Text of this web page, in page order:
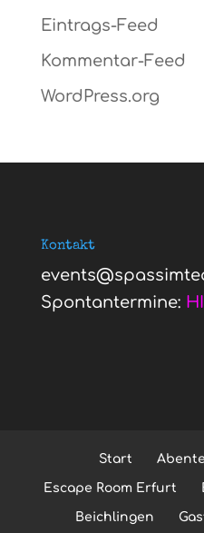
Eintrags-Feed
Kommentar-Feed
WordPress.org
Kontakt
Spontantermine:
Start
Escape Room Erfurt
Beichlingen